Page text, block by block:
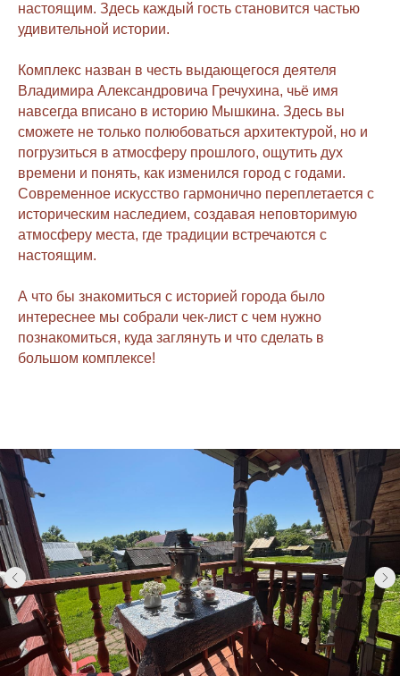
настоящим. Здесь каждый гость становится частью
удивительной истории.
Комплекс назван в честь выдающегося деятеля
Владимира Александровича Гречухина, чьё имя
навсегда вписано в историю Мышкина. Здесь вы
сможете не только полюбоваться архитектурой, но и
погрузиться в атмосферу прошлого, ощутить дух
времени и понять, как изменился город с годами.
Современное искусство гармонично переплетается с
историческим наследием, создавая неповторимую
атмосферу места, где традиции встречаются с
настоящим.
А что бы знакомиться с историей города было
интереснее мы собрали чек-лист с чем нужно
познакомиться, куда заглянуть и что сделать в
большом комплексе!